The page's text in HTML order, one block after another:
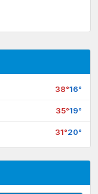
38°16°
35°19°
31°20°